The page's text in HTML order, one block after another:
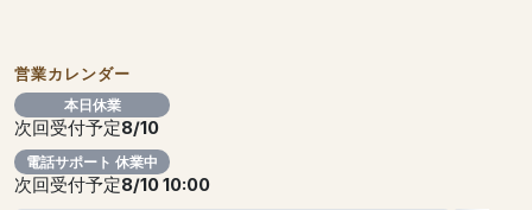
営業カレンダー
本日休業
次回受付予定8/10
電話サポート 休業中
次回受付予定8/10 10:00